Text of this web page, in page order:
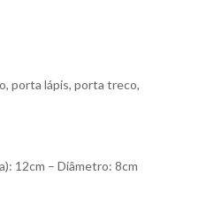
porta lápis, porta treco,
12cm – Diâmetro: 8cm